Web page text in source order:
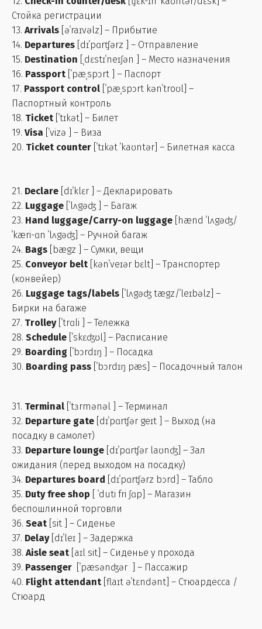
Стойка регистрации
13. Arrivals [əˈraɪvəlz] – Прибытие
14. Departures [dɪˈpɑrʧərz ] – Отправление
15. Destination
[ˌdɛstɪˈneɪʃən ] – Место назначения
16. Passport [ˈpæˌspɔrt ] – Паспорт
17. Passport control [ˈpæˌspɔrt kənˈtroʊl] –
Паспортный контроль
18. Ticket [ˈtɪkət] – Билет
19. Visa [ˈvizə ] – Виза
20. Ticket counter [ˈtɪkət ˈkaʊntər] – Билетная касса
21. Declare [dɪˈklɛr ] – Декларировать
22. Luggage [ˈlʌgəʤ ] – Багаж
23. Hand luggage/Carry-on luggage [hænd ˈlʌgəʤ/
ˈkæri-ɑn ˈlʌgəʤ] – Ручной багаж
24. Bags [bægz ] – Сумки, вещи
25. Conveyor belt [kənˈveɪər bɛlt] – Транспортер
(конвейер)
26. Luggage tags/labels [ˈlʌgəʤ tægz/ˈleɪbəlz] –
Бирки на багаже
27. Trolley [ˈtrɑli ] – Тележка
28. Schedule [ˈskɛʤʊl] – Расписание
29. Boarding [ˈbɔrdɪŋ ] – Посадка
30. Boarding pass [ˈbɔrdɪŋ pæs] – Посадочный талон
31. Terminal [ˈtɜrmənəl ] – Терминал
32. Departure gate [dɪˈpɑrʧər geɪt ] – Выход (на
посадку в самолет)
33. Departure lounge [dɪˈpɑrʧər laʊnʤ] – Зал
ожидания (перед выходом на посадку)
34. Departures board [dɪˈpɑrʧərz bɔrd] – Табло
35. Duty free shop [ ˈduti fri ʃɑp] – Магазин
беспошлинной торговли
36. Seat [sit ] – Сиденье
37. Delay [dɪˈleɪ ] – Задержка
38. Aisle seat [aɪl sit] – Сиденье у прохода
39. Passenger
[ˈpæsənʤər ] – Пассажир
40. Flight attendant [flaɪt əˈtɛndənt] – Стюардесса /
Стюард